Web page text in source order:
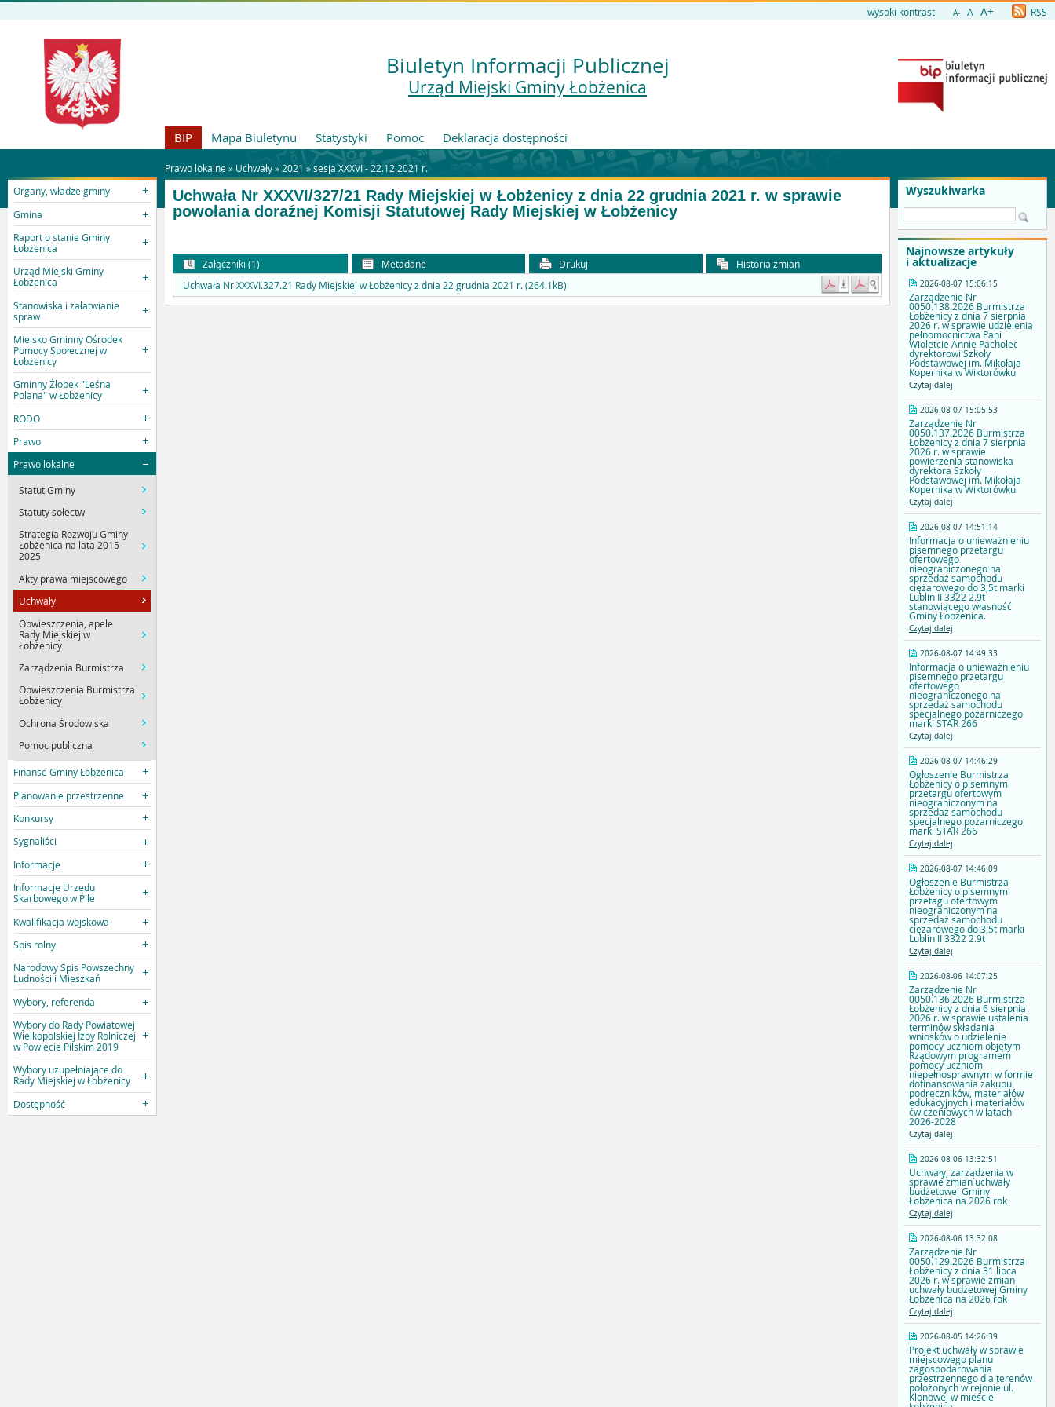
wysoki kontrast A- A A+ RSS
Biuletyn Informacji Publicznej
Urząd Miejski Gminy Łobżenica
BIP Mapa Biuletynu Statystyki Pomoc Deklaracja dostępności
Prawo lokalne » Uchwały» 2021 »sesja XXXVI - 22.12.2021 r.
Organy, władze gminy
Gmina
Raport o stanie Gminy
Łobżenica
Urząd Miejski Gminy
Łobżenica
Stanowiska i załatwianie
spraw
Miejsko Gminny Ośrodek
Pomocy Społecznej w
Łobżenicy
Gminny Żłobek "Leśna
Polana" w Łobżenicy
RODO
Prawo
Prawo lokalne
Statut Gminy
Statuty sołectw
Strategia Rozwoju Gminy
Łobżenica na lata 2015-
2025
Akty prawa miejscowego
Uchwały
Obwieszczenia, apele
Rady Miejskiej w
Łobżenicy
Zarządzenia Burmistrza
Obwieszczenia Burmistrza
Łobżenicy
Ochrona Środowiska
Pomoc publiczna
Finanse Gminy Łobżenica
Planowanie przestrzenne
Konkursy
Sygnaliści
Informacje
Informacje Urzędu
Skarbowego w Pile
Kwalifikacja wojskowa
Spis rolny
Narodowy Spis Powszechny
Ludności i Mieszkań
Wybory, referenda
Wybory do Rady Powiatowej
Wielkopolskiej Izby Rolniczej
w Powiecie Pilskim 2019
Wybory uzupełniające do
Rady Miejskiej w Łobżenicy
Dostępność
Wyszukiwarka
Najnowsze artykuły
i aktualizacje
2026-08-07 15:06:15
Zarządzenie Nr
0050.138.2026 Burmistrza
Łobżenicy z dnia 7 sierpnia
2026 r. w sprawie udzielenia
pełnomocnictwa Pani
Wioletcie Annie Pacholec
dyrektorowi Szkoły
Podstawowej im. Mikołaja
Kopernika w Wiktorówku
Czytaj dalej
2026-08-07 15:05:53
Zarządzenie Nr
0050.137.2026 Burmistrza
Łobżenicy z dnia 7 sierpnia
2026 r. w sprawie
powierzenia stanowiska
dyrektora Szkoły
Podstawowej im. Mikołaja
Kopernika w Wiktorówku
Czytaj dalej
2026-08-07 14:51:14
Informacja o unieważnieniu
pisemnego przetargu
ofertowego
nieograniczonego na
sprzedaż samochodu
ciężarowego do 3,5t marki
Lublin II 3322 2.9t
stanowiącego własność
Gminy Łobżenica.
Czytaj dalej
2026-08-07 14:49:33
Informacja o unieważnieniu
pisemnego przetargu
ofertowego
nieograniczonego na
sprzedaż samochodu
specjalnego pożarniczego
marki STAR 266
Czytaj dalej
2026-08-07 14:46:29
Ogłoszenie Burmistrza
Łobżenicy o pisemnym
przetargu ofertowym
nieograniczonym na
sprzedaż samochodu
specjalnego pożarniczego
marki STAR 266
Czytaj dalej
2026-08-07 14:46:09
Ogłoszenie Burmistrza
Łobżenicy o pisemnym
przetagu ofertowym
nieograniczonym na
sprzedaż samochodu
ciężarowego do 3,5t marki
Lublin II 3322 2.9t
Czytaj dalej
2026-08-06 14:07:25
Zarządzenie Nr
0050.136.2026 Burmistrza
Łobżenicy z dnia 6 sierpnia
2026 r. w sprawie ustalenia
terminów składania
wniosków o udzielenie
pomocy uczniom objętym
Rządowym programem
pomocy uczniom
niepełnosprawnym w formie
dofinansowania zakupu
podręczników, materiałów
edukacyjnych i materiałów
ćwiczeniowych w latach
2026-2028
Czytaj dalej
2026-08-06 13:32:51
Uchwały, zarządzenia w
sprawie zmian uchwały
budżetowej Gminy
Łobżenica na 2026 rok
Czytaj dalej
2026-08-06 13:32:08
Zarządzenie Nr
0050.129.2026 Burmistrza
Łobżenicy z dnia 31 lipca
2026 r. w sprawie zmian
uchwały budżetowej Gminy
Łobżenica na 2026 rok
Czytaj dalej
2026-08-05 14:26:39
Projekt uchwały w sprawie
miejscowego planu
zagospodarowania
przestrzennego dla terenów
położonych w rejonie ul.
Klonowej w mieście
Uchwała Nr XXXVI/327/21 Rady Miejskiej w Łobżenicy z dnia 22 grudnia 2021 r. w sprawie
powołania doraźnej Komisji Statutowej Rady Miejskiej w Łobżenicy
Załączniki (1) Metadane Drukuj
Historia zmian
Uchwała Nr XXXVI.327.21 Rady Miejskiej w Łobżenicy z dnia 22 grudnia 2021 r. (264.1kB)